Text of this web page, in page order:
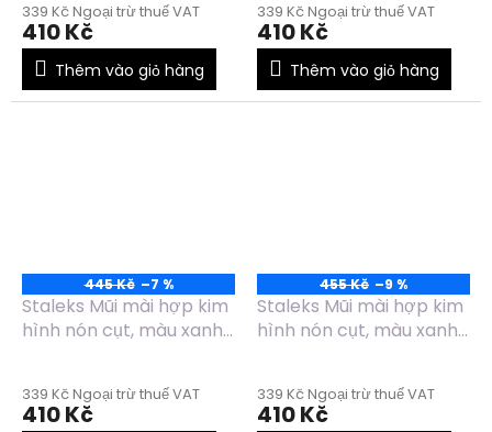
339 Kč Ngoại trừ thuế VAT
410 Kč
Thêm vào giỏ hàng
339 Kč Ngoại trừ thuế VAT
410 Kč
Thêm vào giỏ hàng
445 Kč –7 %
Staleks Mũi mài hợp kim
hình nón cụt, màu xanh
FT70G060/14
339 Kč Ngoại trừ thuế VAT
410 Kč
455 Kč –9 %
Staleks Mũi mài hợp kim
hình nón cụt, màu xanh
FT70B060/14
339 Kč Ngoại trừ thuế VAT
410 Kč